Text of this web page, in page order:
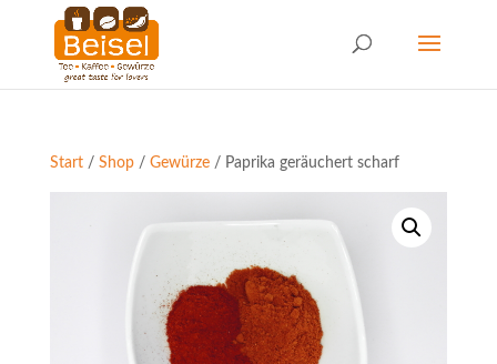
Start/ Shop/ Gewürze/ Paprika geräuchert scharf